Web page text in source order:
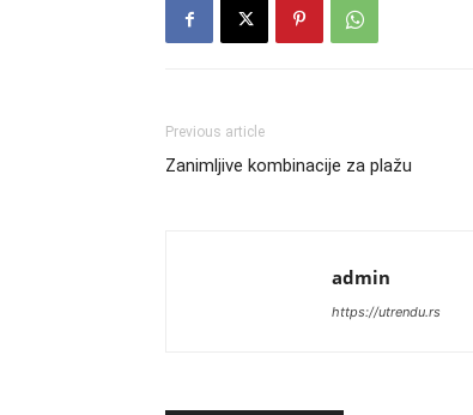
Previous article
Zanimljive kombinacije za plažu
admin
https://utrendu.rs